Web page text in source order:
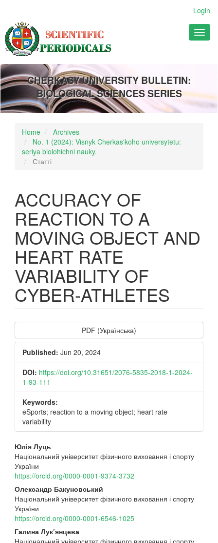
Main
Content
Sidebar
Login
CHERKASY UNIVERSITY BULLETIN:
BIOLOGICAL SCIENCES SERIES
Home
Archives
No. 1 (2024): Visnyk Cherkas'koho universytetu:
seriya biolohichni nauky.
Статті
ACCURACY OF
REACTION TO A
MOVING OBJECT AND
HEART RATE
VARIABILITY OF
CYBER-ATHLETES
Article
Sidebar
PDF (Українська)
Published: Jun 20, 2024
DOI: https://doi.org/10.31651/2076-5835-2018-1-2024-
1-93-111
Keywords:
eSports; reaction to a moving object; heart rate
variability
Main
Article
Content
Юлія Луць
Національний університет фізичного виховання і спорту
України
https://orcid.org/0000-0001-9374-3732
Олександр Бакуновський
Національний університет фізичного виховання і спорту
України
https://orcid.org/0000-0001-6546-1025
Галина Лук’янцева
Національний університет фізичного виховання і спорту